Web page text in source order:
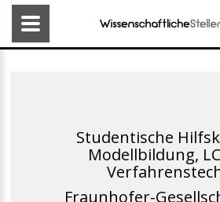
Studentische
Modellbildung,
Fraunhofer-